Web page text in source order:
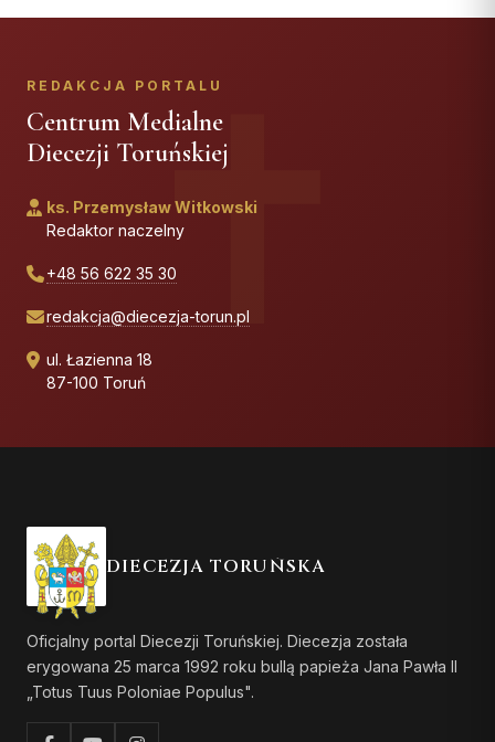
REDAKCJA PORTALU
Centrum Medialne
Diecezji Toruńskiej
ks. Przemysław Witkowski
Redaktor naczelny
+48 56 622 35 30
redakcja@diecezja-torun.pl
ul. Łazienna 18
87-100 Toruń
DIECEZJA TORUŃSKA
Oficjalny portal Diecezji Toruńskiej. Diecezja została
erygowana 25 marca 1992 roku bullą papieża Jana Pawła II
„Totus Tuus Poloniae Populus".